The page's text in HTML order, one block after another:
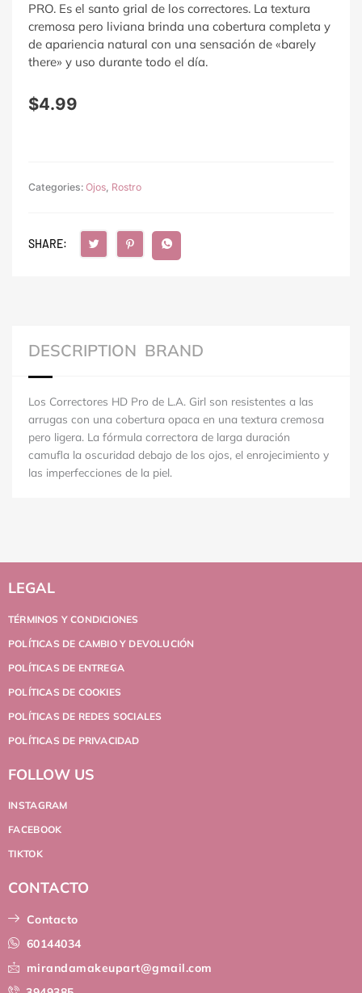
PRO. Es el santo grial de los correctores. La textura
cremosa pero liviana brinda una cobertura completa y
de apariencia natural con una sensación de «barely
there» y uso durante todo el día.
$4.99
Categories: Ojos, Rostro
SHARE:
DESCRIPTION BRAND
Los Correctores HD Pro de L.A. Girl son resistentes a las
arrugas con una cobertura opaca en una textura cremosa
pero ligera. La fórmula correctora de larga duración
camufla la oscuridad debajo de los ojos, el enrojecimiento y
las imperfecciones de la piel.
LEGAL
TÉRMINOS Y CONDICIONES
POLÍTICAS DE CAMBIO Y DEVOLUCIÓN
POLÍTICAS DE ENTREGA
POLÍTICAS DE COOKIES
POLÍTICAS DE REDES SOCIALES
POLÍTICAS DE PRIVACIDAD
FOLLOW US
INSTAGRAM
FACEBOOK
TIKTOK
CONTACTO
Contacto
60144034
mirandamakeupart@gmail.com